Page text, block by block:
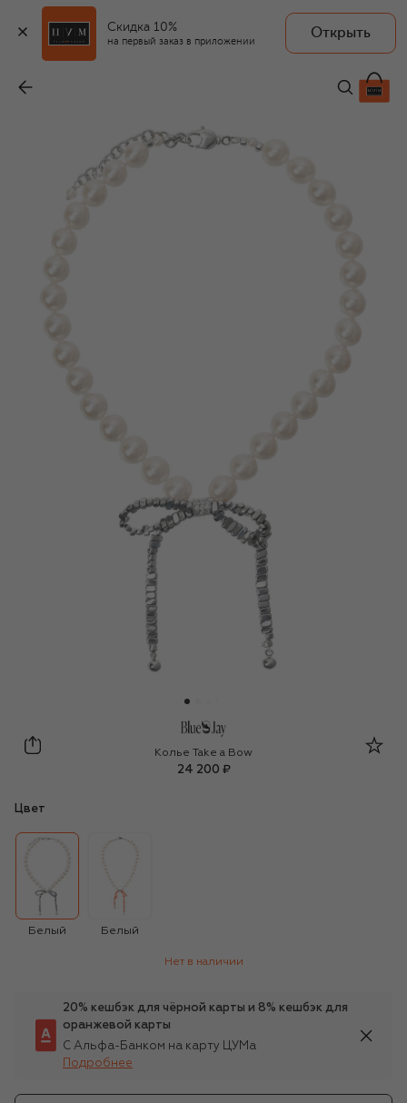
Скидка 10%
на первый заказ в приложении
Открыть
24 200 ₽
Bluejay
Колье Take a Bow
24 200 ₽
Цвет
Белый Белый
Нет в наличии
20% кешбэк для чёрной карты и 8% кешбэк для
оранжевой карты
С Альфа-Банком на карту ЦУМа
Подробнее